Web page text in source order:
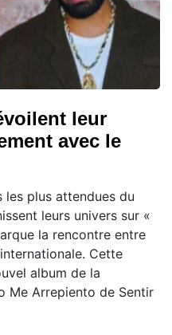
leur
avec le
les plus attendues du
leurs univers sur «
la rencontre entre
Cette
album de la
Me Arrepiento de Sentir